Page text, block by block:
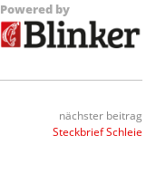
Powered by
nächster beitrag
Steckbrief Schleie